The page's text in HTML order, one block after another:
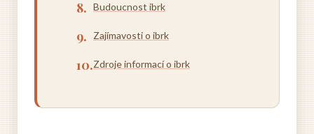
Budoucnost ibrk
Zajímavosti o ibrk
Zdroje informací o ibrk